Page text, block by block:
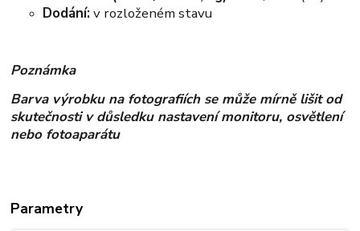
Dodání:v rozloženém stavu
Poznámka
Barva výrobku na fotografiích se může mírně lišit od
skutečnosti v důsledku nastavení monitoru, osvětlení
nebo fotoaparátu
Parametry